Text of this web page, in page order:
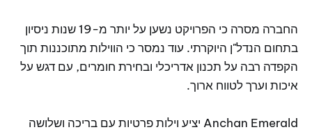
החברה מסרה כי הפרויקט נשען על יותר מ-19 שנות ניסיון
בתחום הנדל"ן היוקרתי. עוד נמסר כי הווילות מתוכננות תוך
הקפדה רבה על תכנון אדריכלי ובחירת חומרים, עם דגש על
איכות וערך לטווח ארוך.
Anchan Emerald יציע וילות פרטיות עם בריכה ושלושה